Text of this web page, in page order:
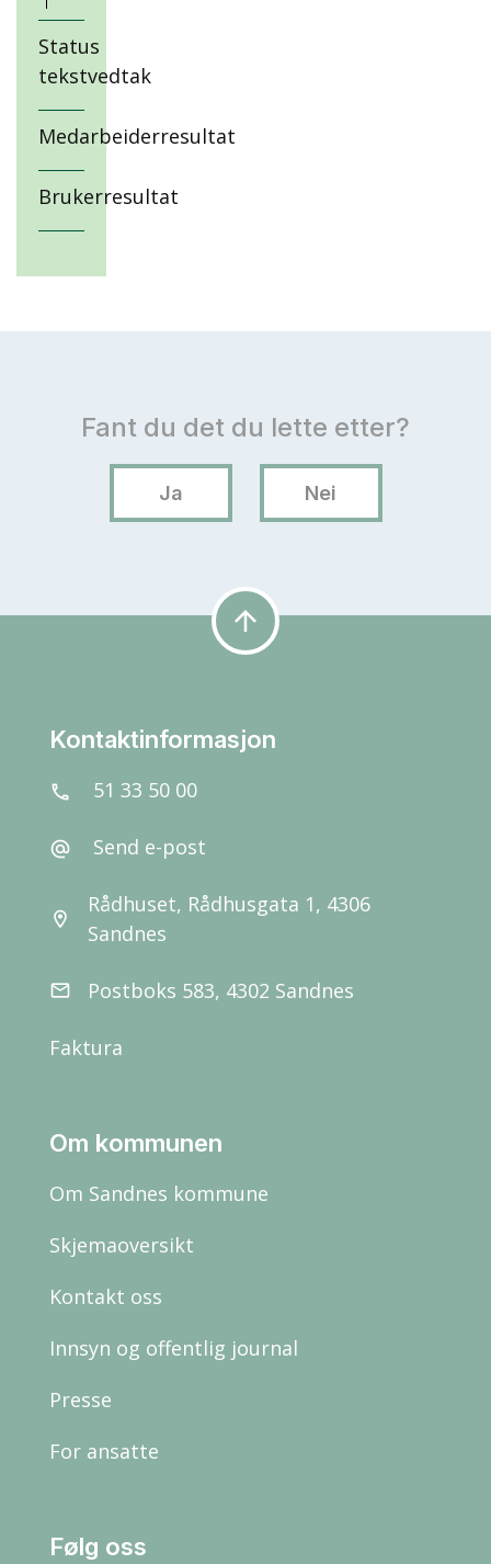
Status
tekstvedtak
Medarbeiderresultat
Brukerresultat
arrow_upward
Kontaktinformasjon
call 51 33 50 00
alternate_email Send e-post
location_on
Rådhuset, Rådhusgata 1, 4306
Sandnes
email Postboks 583, 4302 Sandnes
Faktura
Om kommunen
Om Sandnes kommune
Skjemaoversikt
Kontakt oss
Innsyn og offentlig journal
Presse
For ansatte
Følg oss